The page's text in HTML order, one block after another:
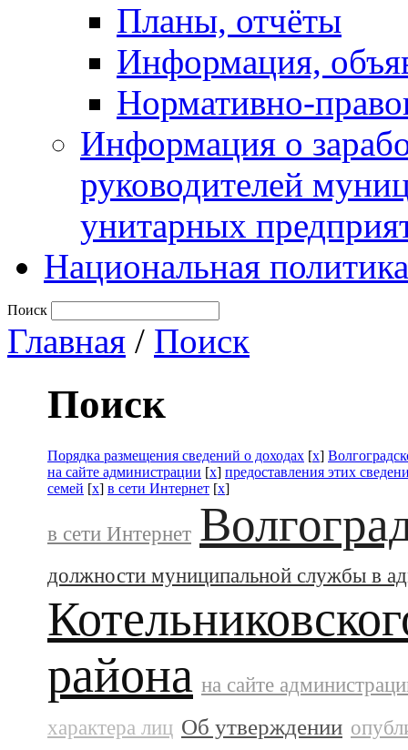
Планы, отчёты
Информация,
Нормативно-
Информация о
руководителей
унитарных
Национальная политика
Поиск
Главная / Поиск
Поиск
Порядка размещения сведений о доходах [x]
на сайте администрации [x] предоставления этих
семей [x] в сети Интернет [x]
в сети Интернет
должности муниципальной службы в
района на сайте
характера лиц Об утверждении